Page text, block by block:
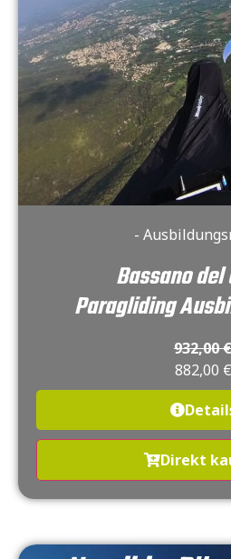
-
Bassano del
Paragliding
932,00€
882,00 €
Direkt